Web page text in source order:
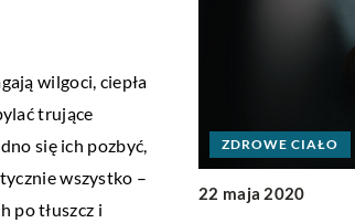
wilgoci, ciepła
trujące
się ich pozbyć,
wszystko –
po tłuszcz i
CIAŁO
2020